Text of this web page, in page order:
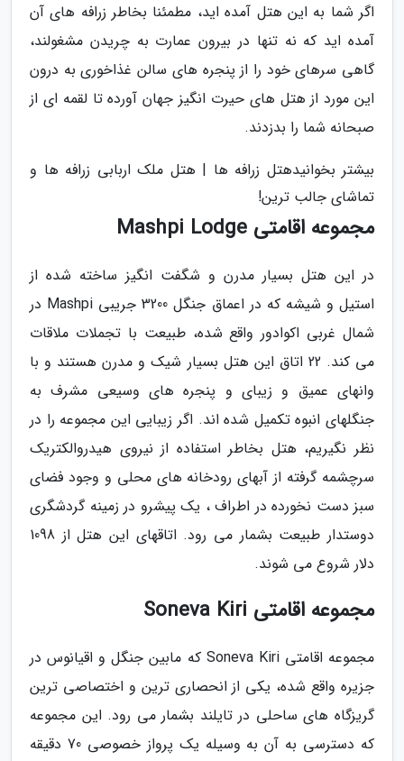
اگر شما به این هتل آمده اید، مطمئنا بخاطر زرافه های آن
آمده اید که نه تنها در بیرون عمارت به چریدن مشغولند،
گاهی سرهای خود را از پنجره های سالن غذاخوری به درون
این مورد از هتل های حیرت انگیز جهان آورده تا لقمه ای از
صبحانه شما را بدزدند.
بیشتر بخوانیدهتل زرافه ها | هتل ملک اربابی زرافه ها و
تماشای جالب ترین!
مجموعه اقامتی Mashpi Lodge
در این هتل بسیار مدرن و شگفت انگیز ساخته شده از
استیل و شیشه که در اعماق جنگل 3200 جریبی Mashpi در
شمال غربی اکوادور واقع شده، طبیعت با تجملات ملاقات
می کند. 22 اتاق این هتل بسیار شیک و مدرن هستند و با
وانهای عمیق و زیبای و پنجره های وسیعی مشرف به
جنگلهای انبوه تکمیل شده اند. اگر زیبایی این مجموعه را در
نظر نگیریم، هتل بخاطر استفاده از نیروی هیدروالکتریک
سرچشمه گرفته از آبهای رودخانه های محلی و وجود فضای
سبز دست نخورده در اطراف ، یک پیشرو در زمینه گردشگری
دوستدار طبیعت بشمار می رود. اتاقهای این هتل از 1098
دلار شروع می شوند.
مجموعه اقامتی Soneva Kiri
مجموعه اقامتی Soneva Kiri که مابین جنگل و اقیانوس در
جزیره واقع شده، یکی از انحصاری ترین و اختصاصی ترین
گریزگاه های ساحلی در تایلند بشمار می رود. این مجموعه
که دسترسی به آن به وسیله یک پرواز خصوصی 70 دقیقه